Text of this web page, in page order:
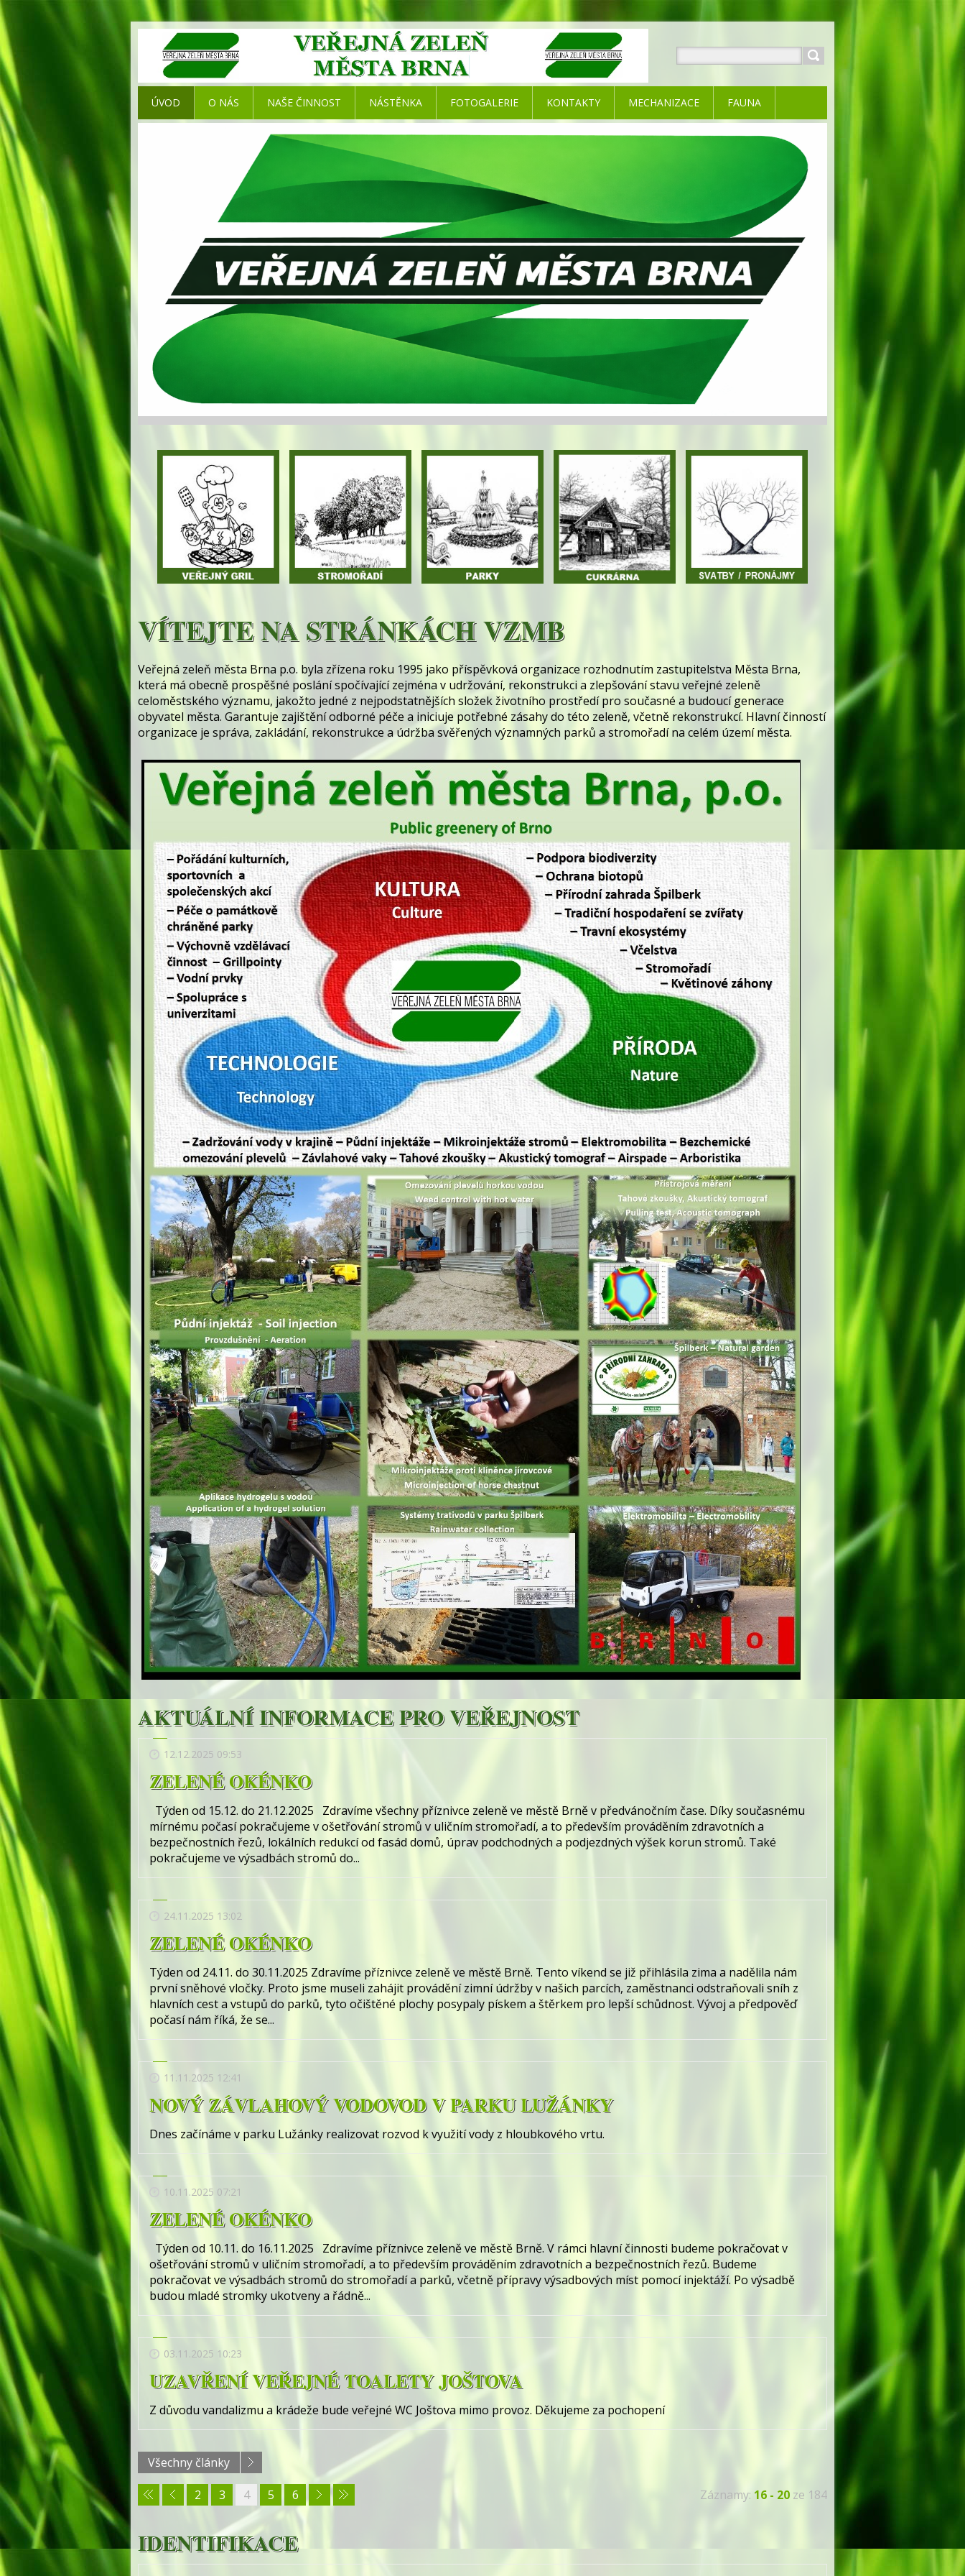
VÍTEJTE NA STRÁNKÁCH VZMB
Veřejná zeleň města Brna p.o. byla zřízena roku 1995 jako příspěvková organizace rozhodnutím zastupitelstva Města Brna,
která má obecně prospěšné poslání spočívající zejména v udržování, rekonstrukci a zlepšování stavu veřejné zeleně
celoměstského významu, jakožto jedné z nejpodstatnějších složek životního prostředí pro současné a budoucí generace
obyvatel města. Garantuje zajištění odborné péče a iniciuje potřebné zásahy do této zeleně, včetně rekonstrukcí. Hlavní činností
organizace je správa, zakládání, rekonstrukce a údržba svěřených významných parků a stromořadí na celém území města.
AKTUÁLNÍ INFORMACE PRO VEŘEJNOST
12.12.2025 09:53
ZELENÉ OKÉNKO
Týden od 15.12. do 21.12.2025 Zdravíme všechny příznivce zeleně ve městě Brně v předvánočním čase. Díky současnému
mírnému počasí pokračujeme v ošetřování stromů v uličním stromořadí, a to především prováděním zdravotních a
bezpečnostních řezů, lokálních redukcí od fasád domů, úprav podchodných a podjezdných výšek korun stromů. Také
pokračujeme ve výsadbách stromů do...
24.11.2025 13:02
ZELENÉ OKÉNKO
Týden od 24.11. do 30.11.2025 Zdravíme příznivce zeleně ve městě Brně. Tento víkend se již přihlásila zima a nadělila nám
první sněhové vločky. Proto jsme museli zahájit provádění zimní údržby v našich parcích, zaměstnanci odstraňovali sníh z
hlavních cest a vstupů do parků, tyto očištěné plochy posypaly pískem a štěrkem pro lepší schůdnost. Vývoj a předpověď
počasí nám říká, že se...
11.11.2025 12:41
NOVÝ ZÁVLAHOVÝ VODOVOD V PARKU LUŽÁNKY
Dnes začínáme v parku Lužánky realizovat rozvod k využití vody z hloubkového vrtu.
10.11.2025 07:21
ZELENÉ OKÉNKO
Týden od 10.11. do 16.11.2025 Zdravíme příznivce zeleně ve městě Brně. V rámci hlavní činnosti budeme pokračovat v
ošetřování stromů v uličním stromořadí, a to především prováděním zdravotních a bezpečnostních řezů. Budeme
pokračovat ve výsadbách stromů do stromořadí a parků, včetně přípravy výsadbových míst pomocí injektáží. Po výsadbě
budou mladé stromky ukotveny a řádně...
03.11.2025 10:23
UZAVŘENÍ VEŘEJNÉ TOALETY JOŠTOVA
Z důvodu vandalizmu a krádeže bude veřejné WC Joštova mimo provoz. Děkujeme za pochopení
Všechny články
Záznamy: 16 - 20 ze 184
2 3 4 5 6
IDENTIFIKACE
ÚVOD O NÁS NAŠE ČINNOST NÁSTĚNKA FOTOGALERIE KONTAKTY MECHANIZACE FAUNA